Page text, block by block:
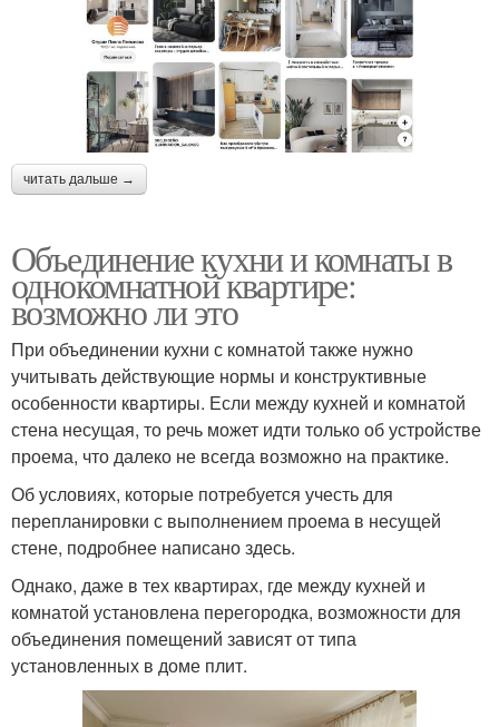
читать дальше →
Объединение кухни и комнаты в
однокомнатной квартире:
возможно ли это
При объединении кухни с комнатой также нужно
учитывать действующие нормы и конструктивные
особенности квартиры. Если между кухней и комнатой
стена несущая, то речь может идти только об устройстве
проема, что далеко не всегда возможно на практике.
Об условиях, которые потребуется учесть для
перепланировки с выполнением проема в несущей
стене, подробнее написано здесь.
Однако, даже в тех квартирах, где между кухней и
комнатой установлена перегородка, возможности для
объединения помещений зависят от типа
установленных в доме плит.